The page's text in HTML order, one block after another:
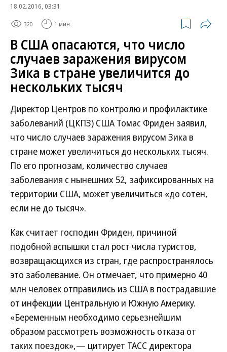
18.02.2016, 03:31
320 1 мин.
В США опасаются, что число
случаев заражения вирусом
Зика в стране увеличится до
нескольких тысяч
Директор Центров по контролю и профилактике
заболеваний (ЦКПЗ) США Томас Фриден заявил,
что число случаев заражения вирусом Зика в
стране может увеличиться до нескольких тысяч.
По его прогнозам, количество случаев
заболевания с нынешних 52, зафиксированных на
территории США, может увеличиться «до сотен,
если не до тысяч».
Как считает господин Фриден, причиной
подобной вспышки стал рост числа туристов,
возвращающихся из стран, где распространялось
это заболевание. Он отмечает, что примерно 40
млн человек отправились из США в пострадавшие
от инфекции Центральную и Южную Америку.
«Беременным необходимо серьезнейшим
образом рассмотреть возможность отказа от
таких поездок»,— цитирует ТАСС директора